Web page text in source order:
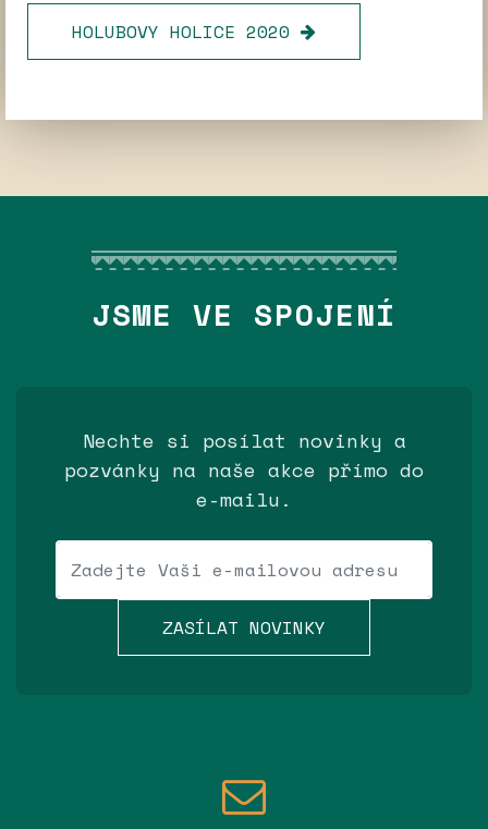
HOLUBOVY HOLICE 2020
JSME VE SPOJENÍ
Nechte si posílat novinky a
pozvánky na naše akce přímo do
e-mailu.
ZASÍLAT NOVINKY